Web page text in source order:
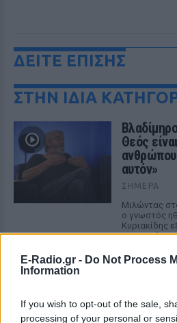
E-Radio.gr - Do Not Process
Information
If you wish to opt-out of the sale,
processing of your personal or
ΔΕΙΤΕ ΕΠΙΣΗΣ
ΣΤΗΝ ΙΔΙΑ
Θεός
αυτόν»
ΣΉΜΕΡΑ
Μιλώντας
ο γνωστός
Κυριακίδης
στον Θεό και
φιλοσοφία
Μήπως
το